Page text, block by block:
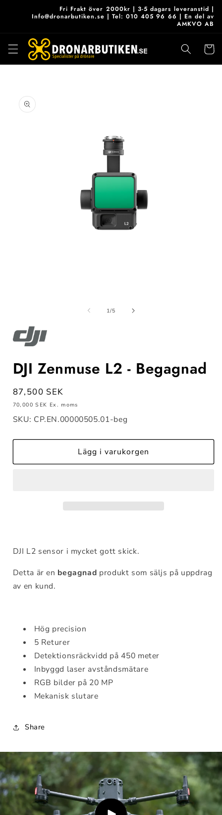
Fri Frakt över 2000kr | 3-5 dagars leveranstid |
Info@dronarbutiken.se | Tel: 010 405 96 66 | En del av
AMKVO AB
vidare till
modalfönster
1/av
5
DJI Zenmuse L2 - Begagnad
Ordinarie
pris
87,500 SEK
70,000 SEK Ex. moms
SKU: CP.EN.00000505.01-beg
Lägg i varukorgen
DJI L2 sensor i mycket gott skick.
Detta är en begagnad produkt som säljs på uppdrag
av en kund.
Hög precision
5 Returer
Detektionsräckvidd på 450 meter
Inbyggd laser avståndsmätare
RGB bilder på 20 MP
Mekanisk slutare
Share